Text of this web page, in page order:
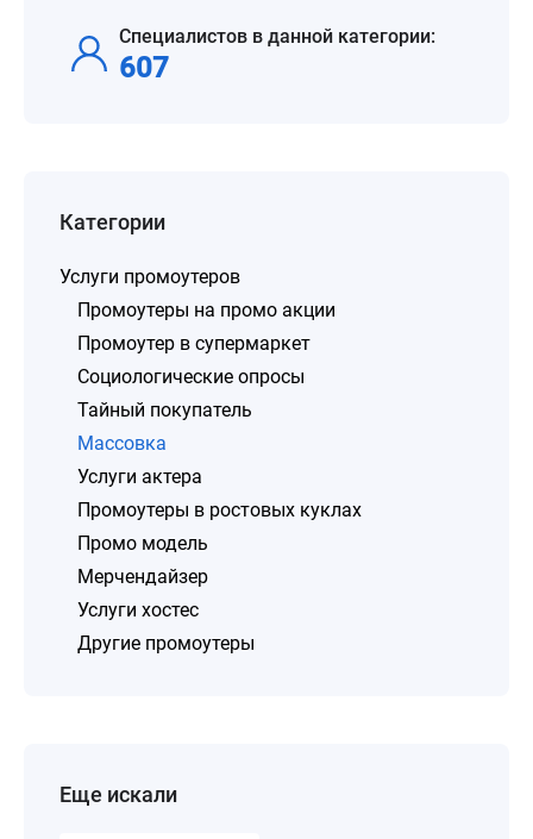
Специалистов в данной категории:
607
Категории
Услуги промоутеров
Промоутеры на промо акции
Промоутер в супермаркет
Социологические опросы
Тайный покупатель
Массовка
Услуги актера
Промоутеры в ростовых куклах
Промо модель
Мерчендайзер
Услуги хостес
Другие промоутеры
Еще искали